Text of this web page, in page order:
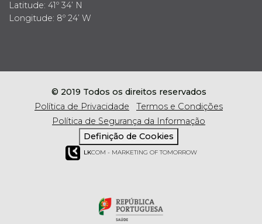
Latitude: 41º 34’ N
Longitude: 8º 24’ W
© 2019 Todos os direitos reservados
Política de Privacidade
Termos e Condições
Política de Segurança da Informação
Definição de Cookies
LKCOM - MARKETING OF TOMORROW